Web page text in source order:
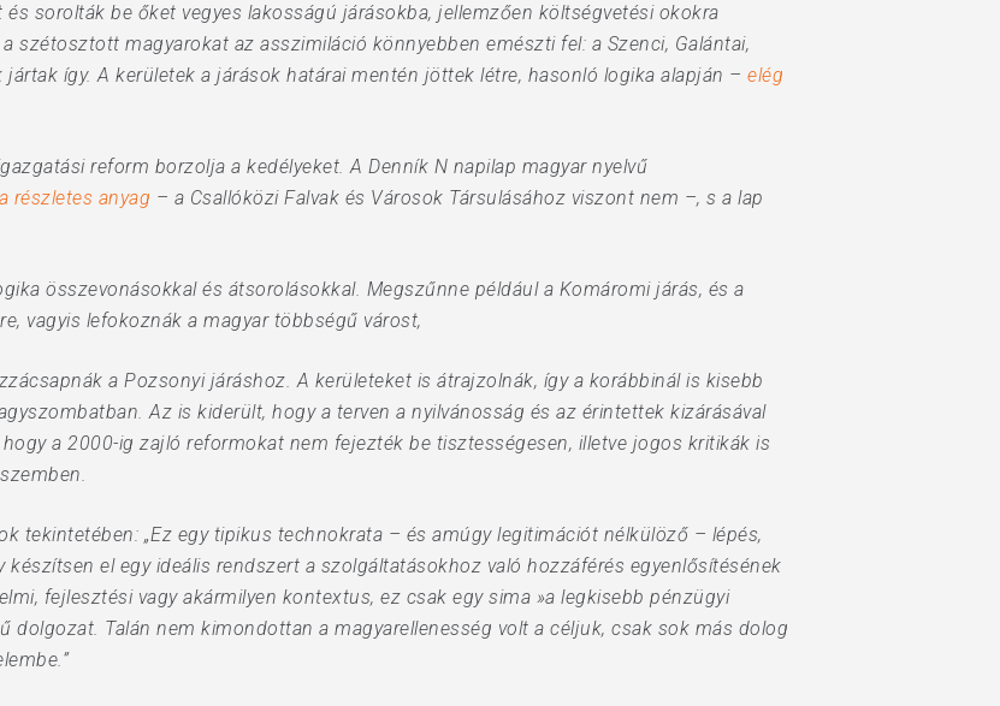
sorolták be őket vegyes lakosságú járásokba, jellemzően költségvetési okokra
szétosztott magyarokat az asszimiláció könnyebben emészti fel: a Szenci, Galántai,
így. A kerületek a járások határai mentén jöttek létre, hasonló logika alapján – elég
reform borzolja a kedélyeket. A Denník N napilap magyar nyelvű
részletes anyag – a Csallóközi Falvak és Városok Társulásához viszont nem –, s a lap
összevonásokkal és átsorolásokkal. Megszűnne például a Komáromi járás, és a
vagyis lefokoznák a magyar többségű várost,
a Pozsonyi járáshoz. A kerületeket is átrajzolnák, így a korábbinál is kisebb
Az is kiderült, hogy a terven a nyilvánosság és az érintettek kizárásával
a 2000-ig zajló reformokat nem fejezték be tisztességesen, illetve jogos kritikák is
tekintetében: „Ez egy tipikus technokrata – és amúgy legitimációt nélkülöző – lépés,
el egy ideális rendszert a szolgáltatásokhoz való hozzáférés egyenlősítésének
fejlesztési vagy akármilyen kontextus, ez csak egy sima »a legkisebb pénzügyi
dolgozat. Talán nem kimondottan a magyarellenesség volt a céljuk, csak sok más dolog